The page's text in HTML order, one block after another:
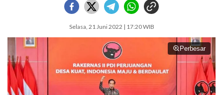
Selasa, 21 Juni 2022 | 17:20 WIB
Perbesar